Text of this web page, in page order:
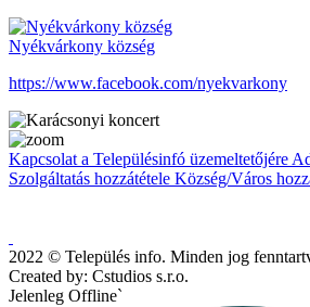
Nyékvárkony község
https://www.facebook.com/nyekvarkony
Kapcsolat a Településinfó üzemeltetőjére
Szolgáltatás hozzátétele Község/Város
2022 © Település info. Minden jog
Created by: Cstudios s.r.o.
Jelenleg Offline`